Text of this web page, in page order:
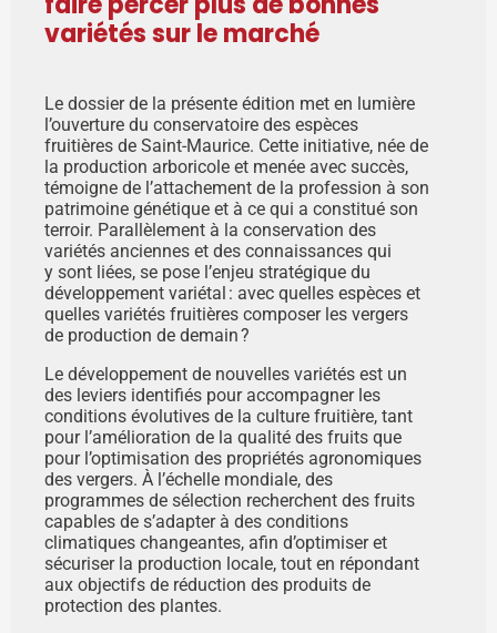
variétés sur le marché
Le dossier de la présente édition met en lumière
l’ouverture du conservatoire des espèces
fruitières de Saint-Maurice. Cette initiative, née de
la production arboricole et menée avec succès,
témoigne de l’attachement de la profession à son
patrimoine génétique et à ce qui a constitué son
terroir. Parallèlement à la conservation des
variétés anciennes et des connaissances qui
y sont liées, se pose l’enjeu stratégique du
développement variétal : avec quelles espèces et
quelles variétés fruitières composer les vergers
de production de demain ?
Le développement de nouvelles variétés est un
des leviers identifiés pour accompagner les
conditions évolutives de la culture fruitière, tant
pour l’amélioration de la qualité des fruits que
pour l’optimisation des propriétés agronomiques
des vergers. À l’échelle mondiale, des
programmes de sélection recherchent des fruits
capables de s’adapter à des conditions
climatiques changeantes, afin d’optimiser et
sécuriser la production locale, tout en répondant
aux objectifs de réduction des produits de
protection des plantes.